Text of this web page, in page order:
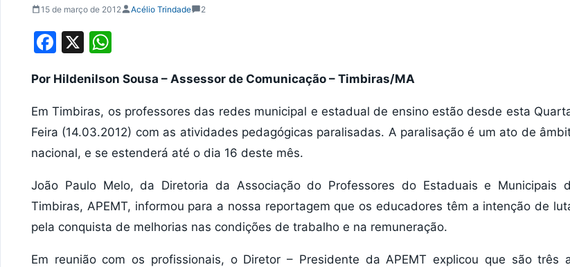
15 de março de 2012 Acélio Trindade 2
Facebook
X
Por Hildenilson Sousa – Assessor de Comunicação – Timbiras/MA
Em Timbiras, os professores das redes municipal e estadual de ensino estão desde esta
Feira (14.03.2012) com as atividades pedagógicas paralisadas. A paralisação é um ato de
nacional, e se estenderá até o dia 16 deste mês.
João Paulo Melo, da Diretoria da Associação do Professores do Estaduais e Municipais
Timbiras, APEMT, informou para a nossa reportagem que os educadores têm a intenção de
pela conquista de melhorias nas condições de trabalho e na remuneração.
Em reunião com os profissionais, o Diretor – Presidente da APEMT explicou que são três